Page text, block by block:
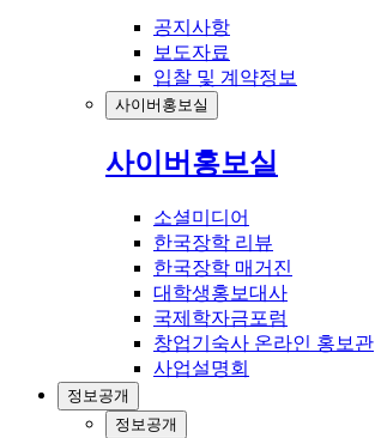
공지사항
보도자료
입찰 및 계약정보
사이버홍보실
사이버홍보실
소셜미디어
한국장학 리뷰
한국장학 매거진
대학생홍보대사
국제학자금포럼
창업기숙사 온라인 홍보관
사업설명회
정보공개
정보공개